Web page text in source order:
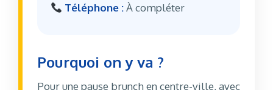
Téléphone :À compléter
Pourquoi on y va ?
Pour une pause brunch en centre-ville, avec